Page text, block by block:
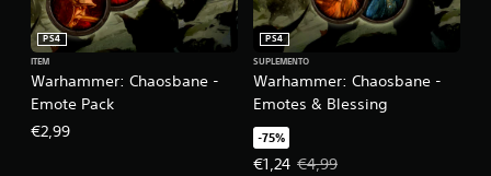
Warhammer: Chaosbane -
Emote Pack
PS4
ITEM
€2,99
Warhammer: Chaosbane -
Emotes & Blessing
PS4
SUPLEMENTO
-75%
€1,24
Preço da oferta: €1,24. Preço
€4,99